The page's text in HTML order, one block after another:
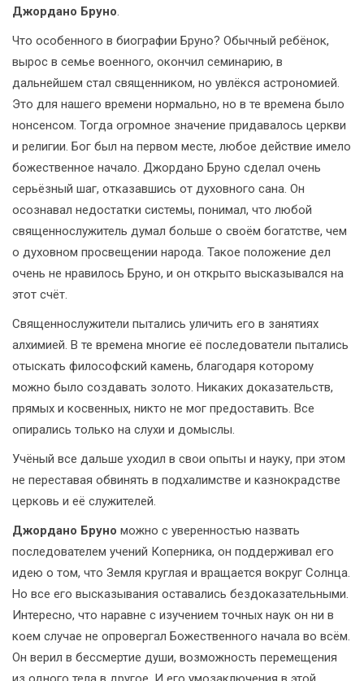
Джордано Бруно.
Что особенного в биографии Бруно? Обычный ребёнок,
вырос в семье военного, окончил семинарию, в
дальнейшем стал священником, но увлёкся астрономией.
Это для нашего времени нормально, но в те времена было
нонсенсом. Тогда огромное значение придавалось церкви
и религии. Бог был на первом месте, любое действие имело
божественное начало. Джордано Бруно сделал очень
серьёзный шаг, отказавшись от духовного сана. Он
осознавал недостатки системы, понимал, что любой
священнослужитель думал больше о своём богатстве, чем
о духовном просвещении народа. Такое положение дел
очень не нравилось Бруно, и он открыто высказывался на
этот счёт.
Священнослужители пытались уличить его в занятиях
алхимией. В те времена многие её последователи пытались
отыскать философский камень, благодаря которому
можно было создавать золото. Никаких доказательств,
прямых и косвенных, никто не мог предоставить. Все
опирались только на слухи и домыслы.
Учёный все дальше уходил в свои опыты и науку, при этом
не переставая обвинять в подхалимстве и казнокрадстве
церковь и её служителей.
Джордано Бруно можно с уверенностью назвать
последователем учений Коперника, он поддерживал его
идею о том, что Земля круглая и вращается вокруг Солнца.
Но все его высказывания оставались бездоказательными.
Интересно, что наравне с изучением точных наук он ни в
коем случае не опровергал Божественного начала во всём.
Он верил в бессмертие души, возможность перемещения